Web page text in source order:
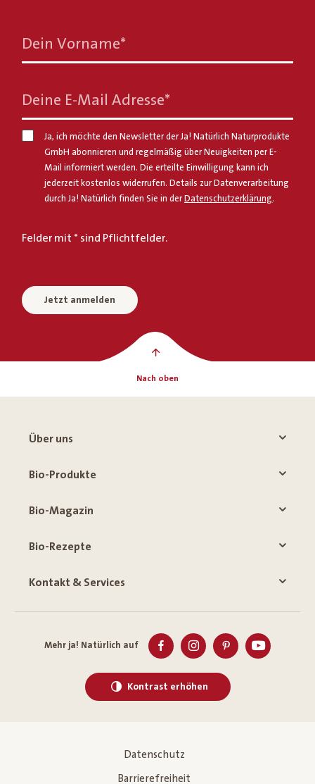
Dein Vorname*
Deine E-Mail Adresse*
Ja, ich möchte den Newsletter der Ja! Natürlich Naturprodukte
GmbH abonnieren und regelmäßig über Neuigkeiten per E-
Mail informiert werden. Die erteilte Einwilligung kann ich
jederzeit kostenlos widerrufen. Details zur Datenverarbeitung
durch Ja! Natürlich finden Sie in derDatenschutzerklärung.
Felder mit * sind Pflichtfelder.
Jetzt anmelden
Nach oben
Über uns
Bio-Produkte
Bio-Magazin
Bio-Rezepte
Kontakt & Services
Mehr ja! Natürlich auf
Kontrast erhöhen
Datenschutz
Barrierefreiheit